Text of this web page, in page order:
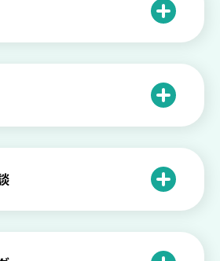
甘えている？それは新型う
る状態かも
の違いは？新型うつの特徴
眠症？眠れない原因や対処
が嫌い…」自己嫌悪でつら
法とは
タルケア】精神的に強くな
行動とは
い？繊細で傷つきやすい自
る方に伝えたい3つの原因と
族が精神疾患になったとき
や仕返しをしたい気持ちが